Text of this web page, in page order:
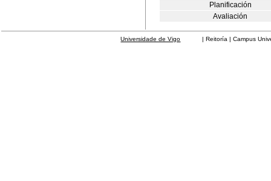
Planificación
Avaliación
Universidade de Vigo | Reitoría | Campus